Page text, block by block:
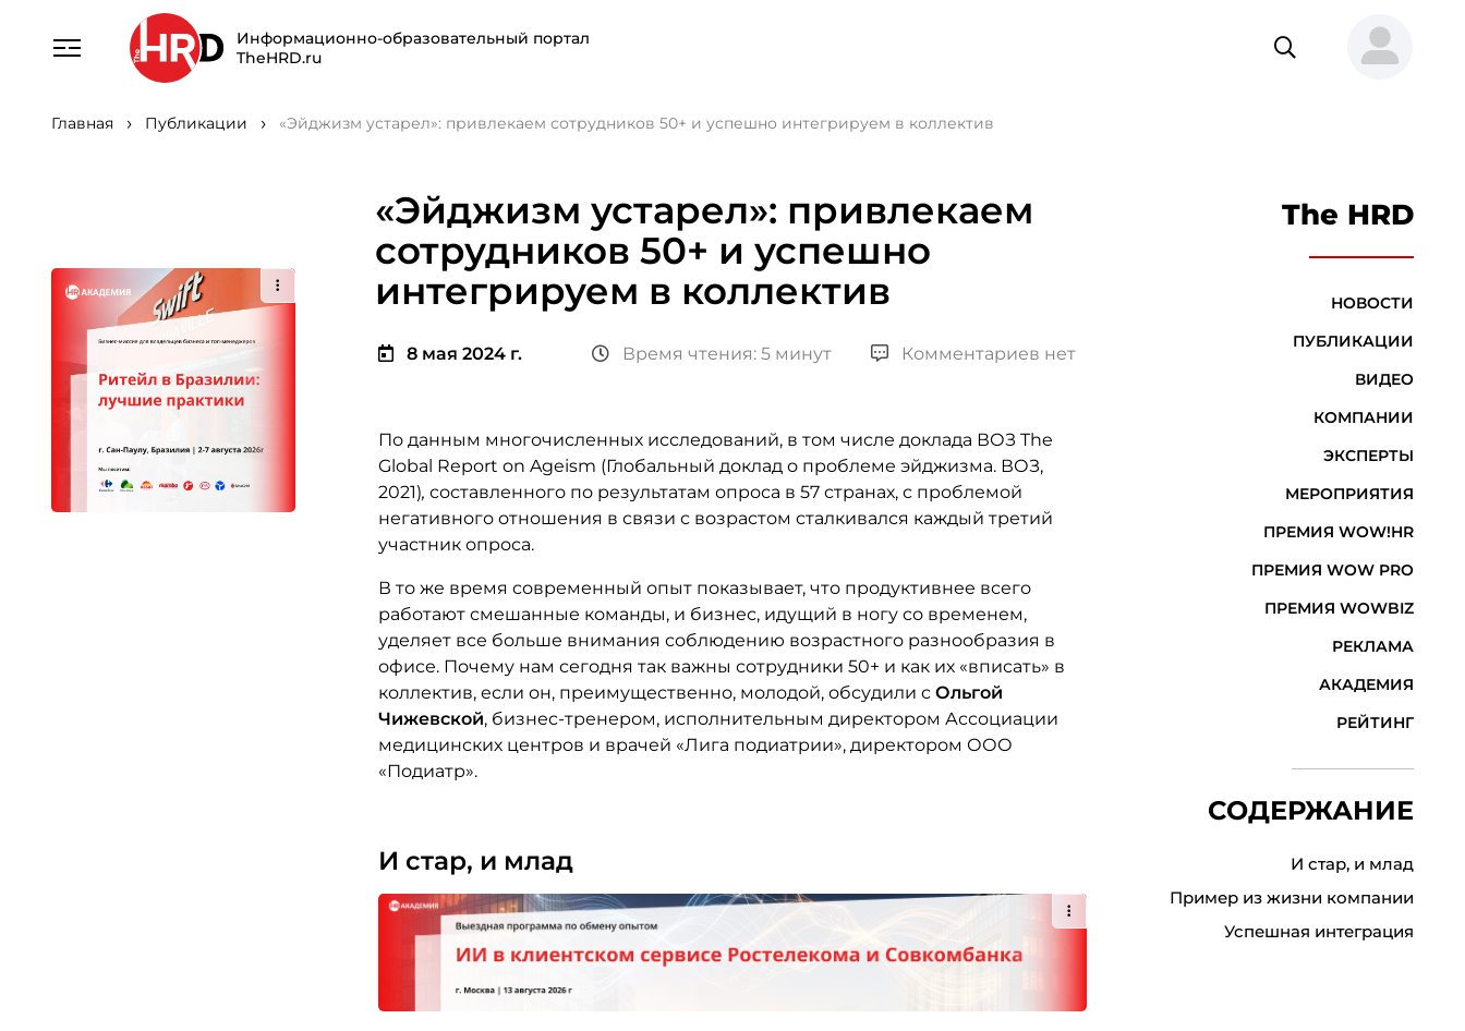
Информационно-образовательный портал
TheHRD.ru
Главная Публикации «Эйджизм устарел»: привлекаем сотрудников 50+ и успешно интегрируем в коллектив
«Эйджизм устарел»: привлекаем
сотрудников 50+ и успешно
интегрируем в коллектив
8 мая 2024 г. Время чтения: 5 минут Комментариев нет
По данным многочисленных исследований, в том числе доклада ВОЗ The
Global Report on Ageism (Глобальный доклад о проблеме эйджизма. ВОЗ,
2021), составленного по результатам опроса в 57 странах, с проблемой
негативного отношения в связи с возрастом сталкивался каждый третий
участник опроса.
В то же время современный опыт показывает, что продуктивнее всего
работают смешанные команды, и бизнес, идущий в ногу со временем,
уделяет все больше внимания соблюдению возрастного разнообразия в
офисе. Почему нам сегодня так важны сотрудники 50+ и как их «вписать» в
коллектив, если он, преимущественно, молодой, обсудили сОльгой
Чижевской, бизнес-тренером, исполнительным директором Ассоциации
медицинских центров и врачей «Лига подиатрии», директором ООО
«Подиатр».
И стар, и млад
The HRD
НОВОСТИ
ПУБЛИКАЦИИ
ВИДЕО
КОМПАНИИ
ЭКСПЕРТЫ
МЕРОПРИЯТИЯ
ПРЕМИЯ WOW!HR
ПРЕМИЯ WOW PRO
ПРЕМИЯ WOWBIZ
РЕКЛАМА
АКАДЕМИЯ
РЕЙТИНГ
СОДЕРЖАНИЕ
И стар, и млад
Пример из жизни компании
Успешная интеграция